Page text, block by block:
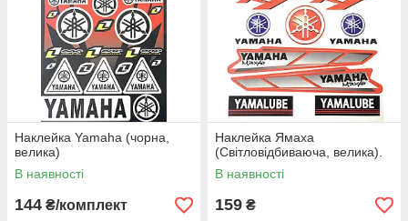
Наклейка Yamaha (чорна,
велика)
В наявності
144 ₴/комплект
Наклейка Ямаха
(Світловідбиваюча, велика).
В наявності
159 ₴